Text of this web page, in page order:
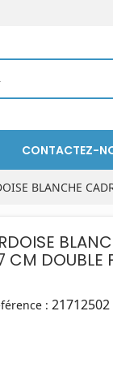
CONTACTEZ-
BLANCHE
CM DOUBLE
: 21712502